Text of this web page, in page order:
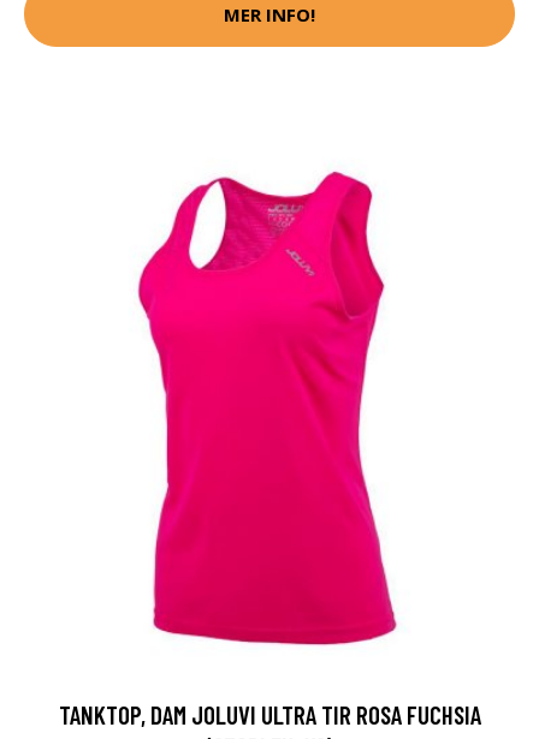
MER INFO!
TANKTOP, DAM JOLUVI ULTRA TIR ROSA FUCHSIA